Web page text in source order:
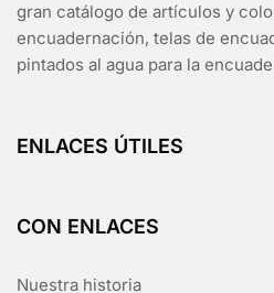
gran catálogo de artículos y
encuadernación, telas de
pintados al agua para la
ENLACES ÚTILES
CON ENLACES
Nuestra historia